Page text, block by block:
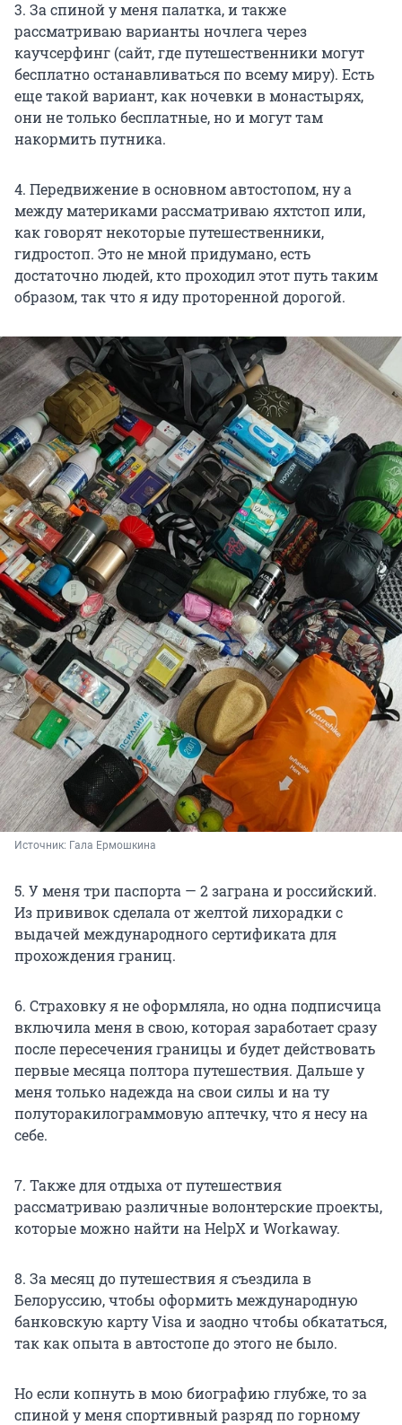
3. За спиной у меня палатка, и также
рассматриваю варианты ночлега через
каучсерфинг (сайт, где путешественники могут
бесплатно останавливаться по всему миру). Есть
еще такой вариант, как ночевки в монастырях,
они не только бесплатные, но и могут там
накормить путника.
4. Передвижение в основном автостопом, ну а
между материками рассматриваю яхтстоп или,
как говорят некоторые путешественники,
гидростоп. Это не мной придумано, есть
достаточно людей, кто проходил этот путь таким
образом, так что я иду проторенной дорогой.
Источник: Гала Ермошкина
5. У меня три паспорта — 2 заграна и российский.
Из прививок сделала от желтой лихорадки с
выдачей международного сертификата для
прохождения границ.
6. Страховку я не оформляла, но одна подписчица
включила меня в свою, которая заработает сразу
после пересечения границы и будет действовать
первые месяца полтора путешествия. Дальше у
меня только надежда на свои силы и на ту
полуторакилограммовую аптечку, что я несу на
себе.
7. Также для отдыха от путешествия
рассматриваю различные волонтерские проекты,
которые можно найти на HelpX и Workaway.
8. За месяц до путешествия я съездила в
Белоруссию, чтобы оформить международную
банковскую карту Visa и заодно чтобы обкататься,
так как опыта в автостопе до этого не было.
Но если копнуть в мою биографию глубже, то за
спиной у меня спортивный разряд по горному